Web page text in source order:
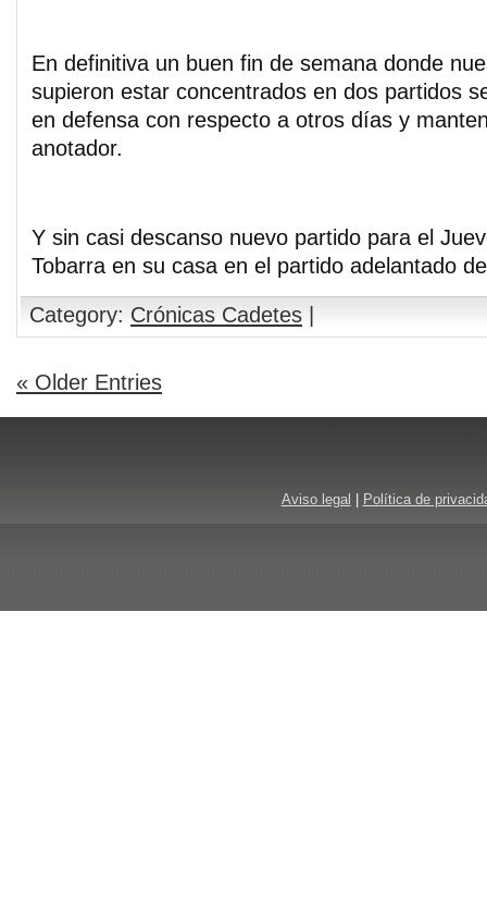
En definitiva un buen fin de semana donde
supieron estar concentrados en dos partidos
en defensa con respecto a otros días y
anotador.
Y sin casi descanso nuevo partido para el
Tobarra en su casa en el partido adelantado
Category: Crónicas Cadetes
« Older Entries
Aviso legal Política de